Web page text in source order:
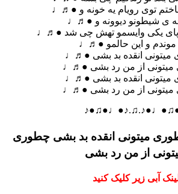
توی رویام یه خونه و ●♬♩
دیوونه و ●♬♩
یکی وایسمو تهش چی شد ●♬♩
و این حالمو ●♬♩
انقده بد بشی ●♬♩
از من رد بشی ●♬♩
انقده بد بشی ●♬♩
از من رد بشی ●♬♩
میتونی انقده بد بشی چطوری
از من رد بشی
زیر کلیک کنید